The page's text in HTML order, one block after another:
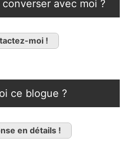
avec moi ?
moi !
ce blogue ?
en détails !